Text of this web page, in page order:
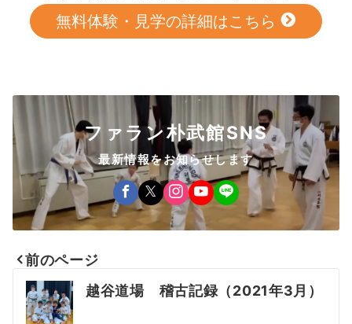
無料体験・見学の詳細はこちら
ファラン朴武館SNS
最新情報をお知らせします
投
稿
前のページ
越谷道場 稽古記録（2021年3月）